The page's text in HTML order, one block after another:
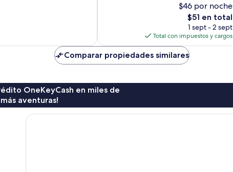
$46 por noche
El
precio
actual
es
de
$51
$51 en total
1 sept - 2 sept
Total con impuestos y cargos
Comparar propiedades similares
OneKeyCash en miles de
aventuras!